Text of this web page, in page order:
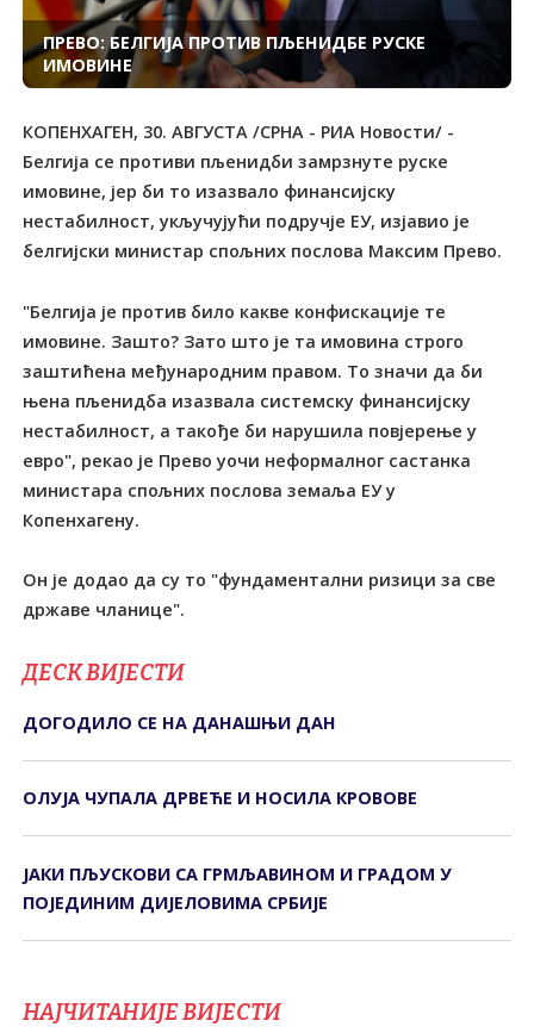
ПРЕВО: БЕЛГИЈА ПРОТИВ ПЉЕНИДБЕ РУСКЕ
ИМОВИНЕ
КОПЕНХАГЕН, 30. АВГУСТА /СРНА - РИА Новости/ -
Белгија се противи пљенидби замрзнуте руске
имовине, јер би то изазвало финансијску
нестабилност, укључујући подручје ЕУ, изјавио је
белгијски министар спољних послова Максим Прево.
"Белгија је против било какве конфискације те
имовине. Зашто? Зато што је та имовина строго
заштићена међународним правом. То значи да би
њена пљенидба изазвала системску финансијску
нестабилност, а такође би нарушила повјерење у
евро", рекао је Прево уочи неформалног састанка
министара спољних послова земаља ЕУ у
Копенхагену.
Он је додао да су то "фундаментални ризици за све
државе чланице".
ДЕСК ВИЈЕСТИ
ДОГОДИЛО СЕ НА ДАНАШЊИ ДАН
ОЛУЈА ЧУПАЛА ДРВЕЋЕ И НОСИЛА КРОВОВЕ
ЈАКИ ПЉУСКОВИ СА ГРМЉАВИНОМ И ГРАДОМ У
ПОЈЕДИНИМ ДИЈЕЛОВИМА СРБИЈЕ
НАЈЧИТАНИЈЕ ВИЈЕСТИ